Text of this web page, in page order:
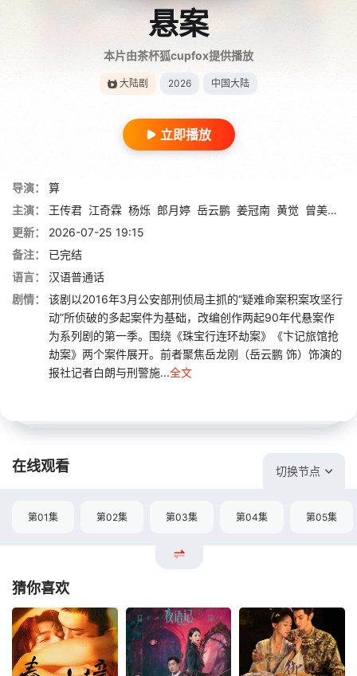
悬案
本片由茶杯狐cupfox提供播放
大陆剧 2026 中国大陆
立即播放
导演：
算
主演：
王传君 江奇霖 杨烁 郎月婷 岳云鹏 姜冠南 黄觉 曾美慧孜
更新：
2026-07-25 19:15
备注：
已完结
语言：
汉语普通话
剧情：
该剧以2016年3月公安部刑侦局主抓的“疑难命案积案攻坚行
动”所侦破的多起案件为基础，改编创作两起90年代悬案作
为系列剧的第一季。围绕《珠宝行连环劫案》《卞记旅馆抢
劫案》两个案件展开。前者聚焦岳龙刚（岳云鹏 饰）饰演的
报社记者白朗与刑警施...全文
在线观看 切换节点
第01集 第02集 第03集 第04集 第05集
猜你喜欢